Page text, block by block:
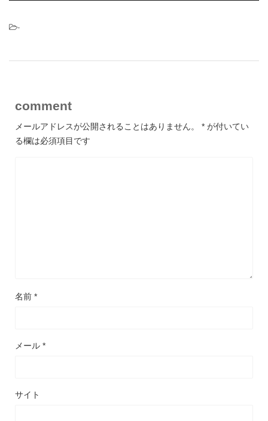
-
comment
メールアドレスが公開されることはありません。 * が付いてい
る欄は必須項目です
名前 *
メール *
サイト